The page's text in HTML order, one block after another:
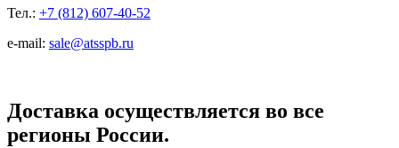
Тел.: +7 (812) 607-40-52
e-mail: sale@atsspb.ru
Доставка осуществляется во все
регионы России.